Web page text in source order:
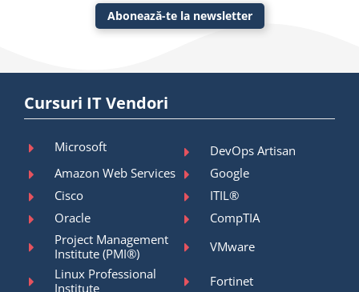
Abonează-te la newsletter
Cursuri IT Vendori
Microsoft
DevOps Artisan
Amazon Web Services
Google
Cisco
ITIL®
Oracle
CompTIA
Project Management
Institute (PMI®)
VMware
Linux Professional
Institute
Fortinet